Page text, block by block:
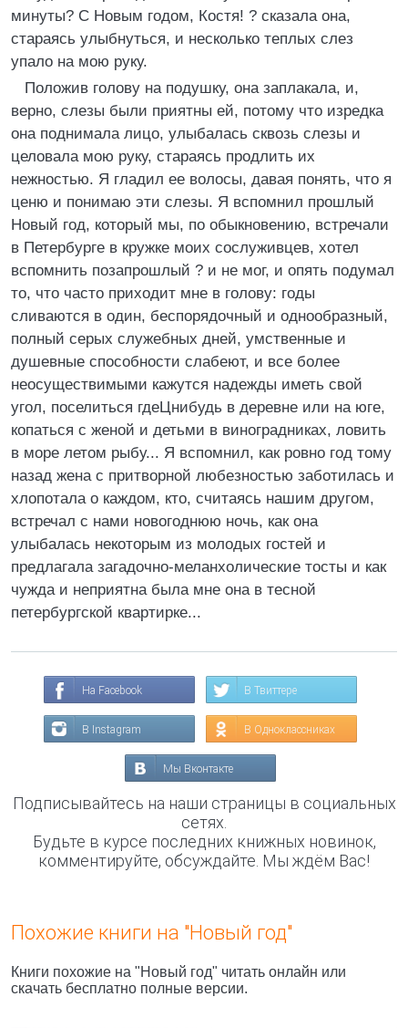
минуты? С Новым годом, Костя! ? сказала она,
стараясь улыбнуться, и несколько теплых слез
упало на мою руку.
Положив голову на подушку, она заплакала, и,
верно, слезы были приятны ей, потому что изредка
она поднимала лицо, улыбалась сквозь слезы и
целовала мою руку, стараясь продлить их
нежностью. Я гладил ее волосы, давая понять, что я
ценю и понимаю эти слезы. Я вспомнил прошлый
Новый год, который мы, по обыкновению, встречали
в Петербурге в кружке моих сослуживцев, хотел
вспомнить позапрошлый ? и не мог, и опять подумал
то, что часто приходит мне в голову: годы
сливаются в один, беспорядочный и однообразный,
полный серых служебных дней, умственные и
душевные способности слабеют, и все более
неосуществимыми кажутся надежды иметь свой
угол, поселиться гдеЦнибудь в деревне или на юге,
копаться с женой и детьми в виноградниках, ловить
в море летом рыбу... Я вспомнил, как ровно год тому
назад жена с притворной любезностью заботилась и
хлопотала о каждом, кто, считаясь нашим другом,
встречал с нами новогоднюю ночь, как она
улыбалась некоторым из молодых гостей и
предлагала загадочно-меланхолические тосты и как
чужда и неприятна была мне она в тесной
петербургской квартирке...
На Facebook В Твиттере
В Instagram В Одноклассниках
Мы Вконтакте
Подписывайтесь на наши страницы в социальных
сетях.
Будьте в курсе последних книжных новинок,
комментируйте, обсуждайте. Мы ждём Вас!
Похожие книги на "Новый год"
Книги похожие на "Новый год" читать онлайн или
скачать бесплатно полные версии.